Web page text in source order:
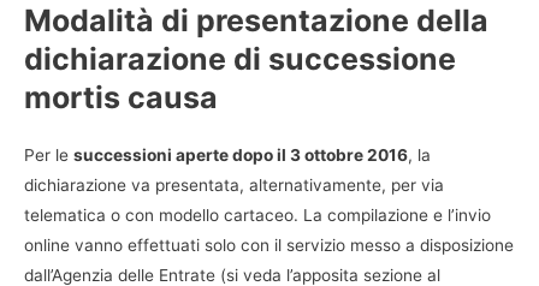
Modalità di presentazione della
dichiarazione di successione
mortis causa
Per le successioni aperte dopo il 3 ottobre 2016, la
dichiarazione va presentata, alternativamente, per via
telematica o con modello cartaceo. La compilazione e l’invio
online vanno effettuati solo con il servizio messo a disposizione
dall’Agenzia delle Entrate (si veda l’apposita sezione al